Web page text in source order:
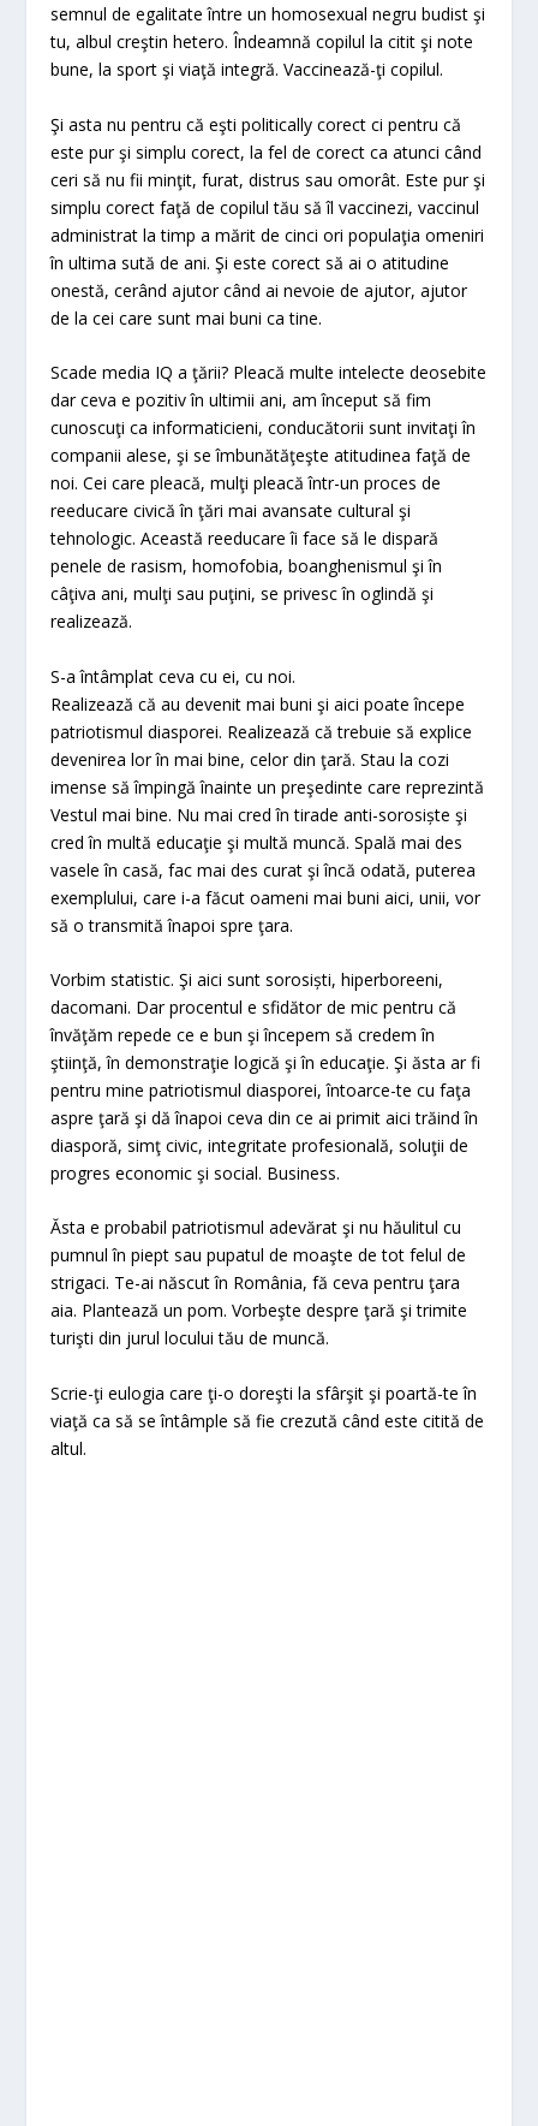
semnul de egalitate între un homosexual negru budist şi
tu, albul creştin hetero. Îndeamnă copilul la citit şi note
bune, la sport şi viaţă integră. Vaccinează-ţi copilul.
Şi asta nu pentru că eşti politically corect ci pentru că
este pur şi simplu corect, la fel de corect ca atunci când
ceri să nu fii minţit, furat, distrus sau omorât. Este pur şi
simplu corect faţă de copilul tău să îl vaccinezi, vaccinul
administrat la timp a mărit de cinci ori populaţia omeniri
în ultima sută de ani. Şi este corect să ai o atitudine
onestă, cerând ajutor când ai nevoie de ajutor, ajutor
de la cei care sunt mai buni ca tine.
Scade media IQ a ţării? Pleacă multe intelecte deosebite
dar ceva e pozitiv în ultimii ani, am început să fim
cunoscuţi ca informaticieni, conducătorii sunt invitaţi în
companii alese, şi se îmbunătăţeşte atitudinea faţă de
noi. Cei care pleacă, mulţi pleacă într-un proces de
reeducare civică în ţări mai avansate cultural şi
tehnologic. Această reeducare îi face să le dispară
penele de rasism, homofobia, boanghenismul şi în
câţiva ani, mulţi sau puţini, se privesc în oglindă şi
realizează.
S-a întâmplat ceva cu ei, cu noi.
Realizează că au devenit mai buni şi aici poate începe
patriotismul diasporei. Realizează că trebuie să explice
devenirea lor în mai bine, celor din ţară. Stau la cozi
imense să împingă înainte un preşedinte care reprezintă
Vestul mai bine. Nu mai cred în tirade anti-sorosiște şi
cred în multă educaţie şi multă muncă. Spală mai des
vasele în casă, fac mai des curat şi încă odată, puterea
exemplului, care i-a făcut oameni mai buni aici, unii, vor
să o transmită înapoi spre ţara.
Vorbim statistic. Şi aici sunt sorosiști, hiperboreeni,
dacomani. Dar procentul e sfidător de mic pentru că
învăţăm repede ce e bun şi începem să credem în
ştiinţă, în demonstraţie logică şi în educaţie. Şi ăsta ar fi
pentru mine patriotismul diasporei, întoarce-te cu faţa
aspre ţară şi dă înapoi ceva din ce ai primit aici trăind în
diasporă, simţ civic, integritate profesională, soluţii de
progres economic şi social. Business.
Ăsta e probabil patriotismul adevărat şi nu hăulitul cu
pumnul în piept sau pupatul de moaşte de tot felul de
strigaci. Te-ai născut în România, fă ceva pentru ţara
aia. Plantează un pom. Vorbeşte despre ţară şi trimite
turişti din jurul locului tău de muncă.
Scrie-ţi eulogia care ţi-o doreşti la sfârşit şi poartă-te în
viaţă ca să se întâmple să fie crezută când este citită de
altul.